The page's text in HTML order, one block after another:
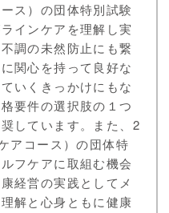
ス）の団体特別試験
インケアを理解し実
調の未然防止にも繋
関心を持って良好な
いくきっかけにもな
要件の選択肢の１つ
しています。また、2
アコース）の団体特
フケアに取組む機会
経営の実践としてメ
解と心身ともに健康